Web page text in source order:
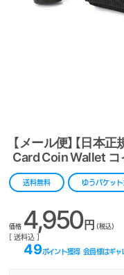
【メール便】【日本
Card Coin Wallet
送料無料 ゆうパケッ
価格 4,950円 (税込)
[ 送料込 ]
49ポイント獲得 会員様はギャ